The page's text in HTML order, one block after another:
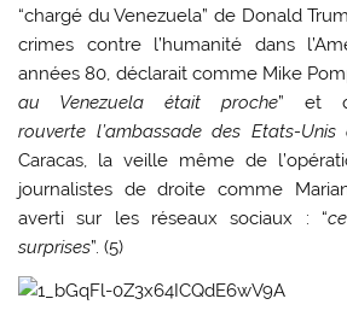
“chargé du Venezuela” de Donald
crimes contre l’humanité dans
années 80, déclarait comme Mike
au Venezuela était proche” et
rouverte l’ambassade des Etats-Unis
Caracas, la veille même de
journalistes de droite comme
averti sur les réseaux sociaux : “
surprises”. (5)